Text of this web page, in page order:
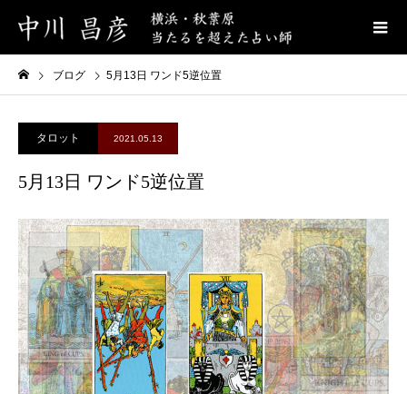
ブログ 5月13日 ワンド5逆位置
タロット 2021.05.13
5月13日 ワンド5逆位置